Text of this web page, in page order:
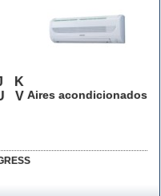
Aires acondicionados
K
V